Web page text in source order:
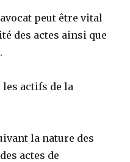
peut être vital
des actes ainsi que
les actifs de la
la nature des
actes de